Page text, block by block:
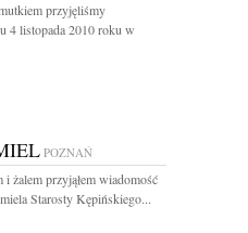
przyjęliśmy
4 listopada 2010 roku w
POZNAŃ
i żalem przyjąłem wiadomość
Starosty Kępińskiego...